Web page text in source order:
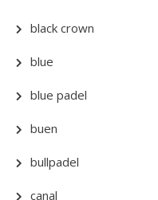
black crown
blue
blue padel
buen
bullpadel
canal